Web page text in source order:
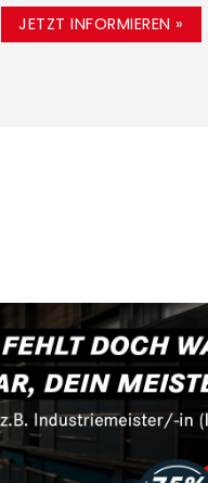
JETZT INFORMIEREN »